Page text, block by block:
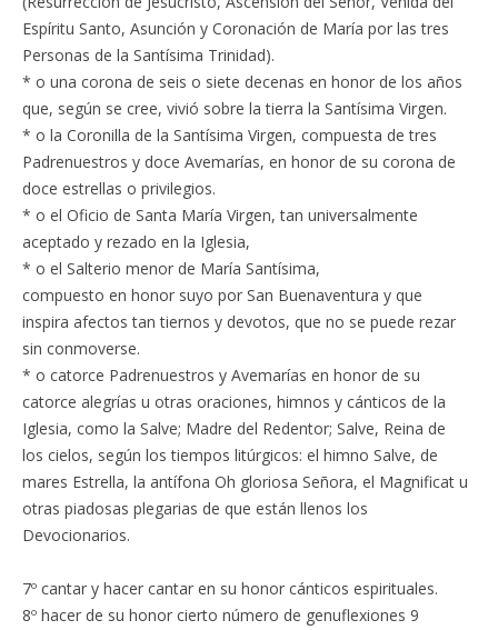
Espíritu Santo, Asunción y Coronación de María por las tres
Personas de la Santísima Trinidad).
* o una corona de seis o siete decenas en honor de los años
que, según se cree, vivió sobre la tierra la Santísima Virgen.
* o la Coronilla de la Santísima Virgen, compuesta de tres
Padrenuestros y doce Avemarías, en honor de su corona de
doce estrellas o privilegios.
* o el Oficio de Santa María Virgen, tan universalmente
aceptado y rezado en la Iglesia,
* o el Salterio menor de María Santísima,
compuesto en honor suyo por San Buenaventura y que
inspira afectos tan tiernos y devotos, que no se puede rezar
sin conmoverse.
* o catorce Padrenuestros y Avemarías en honor de su
catorce alegrías u otras oraciones, himnos y cánticos de la
Iglesia, como la Salve; Madre del Redentor; Salve, Reina de
los cielos, según los tiempos litúrgicos: el himno Salve, de
mares Estrella, la antífona Oh gloriosa Señora, el Magnificat u
otras piadosas plegarias de que están llenos los
Devocionarios.
7º cantar y hacer cantar en su honor cánticos espirituales.
8º hacer de su honor cierto número de genuflexiones 9